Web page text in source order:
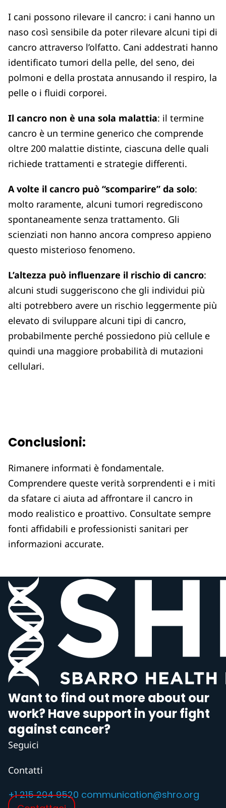
I cani possono rilevare il cancro: i cani hanno un
naso così sensibile da poter rilevare alcuni tipi di
cancro attraverso l’olfatto. Cani addestrati hanno
identificato tumori della pelle, del seno, dei
polmoni e della prostata annusando il respiro, la
pelle o i fluidi corporei.
Il cancro non è una sola malattia: il termine
cancro è un termine generico che comprende
oltre 200 malattie distinte, ciascuna delle quali
richiede trattamenti e strategie differenti.
A volte il cancro può “scomparire” da solo:
molto raramente, alcuni tumori regrediscono
spontaneamente senza trattamento. Gli
scienziati non hanno ancora compreso appieno
questo misterioso fenomeno.
L’altezza può influenzare il rischio di cancro:
alcuni studi suggeriscono che gli individui più
alti potrebbero avere un rischio leggermente più
elevato di sviluppare alcuni tipi di cancro,
probabilmente perché possiedono più cellule e
quindi una maggiore probabilità di mutazioni
cellulari.
Conclusioni:
Rimanere informati è fondamentale.
Comprendere queste verità sorprendenti e i miti
da sfatare ci aiuta ad affrontare il cancro in
modo realistico e proattivo. Consultate sempre
fonti affidabili e professionisti sanitari per
informazioni accurate.
Want to find out more about our
work? Have support in your fight
against cancer?
Seguici
Contatti
+1 215 204 9520 communication@shro.org